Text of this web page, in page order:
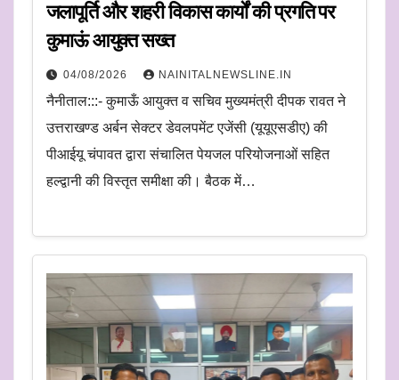
जलापूर्ति और शहरी विकास कार्यों की प्रगति पर
कुमाऊं आयुक्त सख्त
04/08/2026 NAINITALNEWSLINE.IN
नैनीताल:::- कुमाऊँ आयुक्त व सचिव मुख्यमंत्री दीपक रावत ने
उत्तराखण्ड अर्बन सेक्टर डेवलपमेंट एजेंसी (यूयूएसडीए) की
पीआईयू चंपावत द्वारा संचालित पेयजल परियोजनाओं सहित
हल्द्वानी की विस्तृत समीक्षा की। बैठक में…